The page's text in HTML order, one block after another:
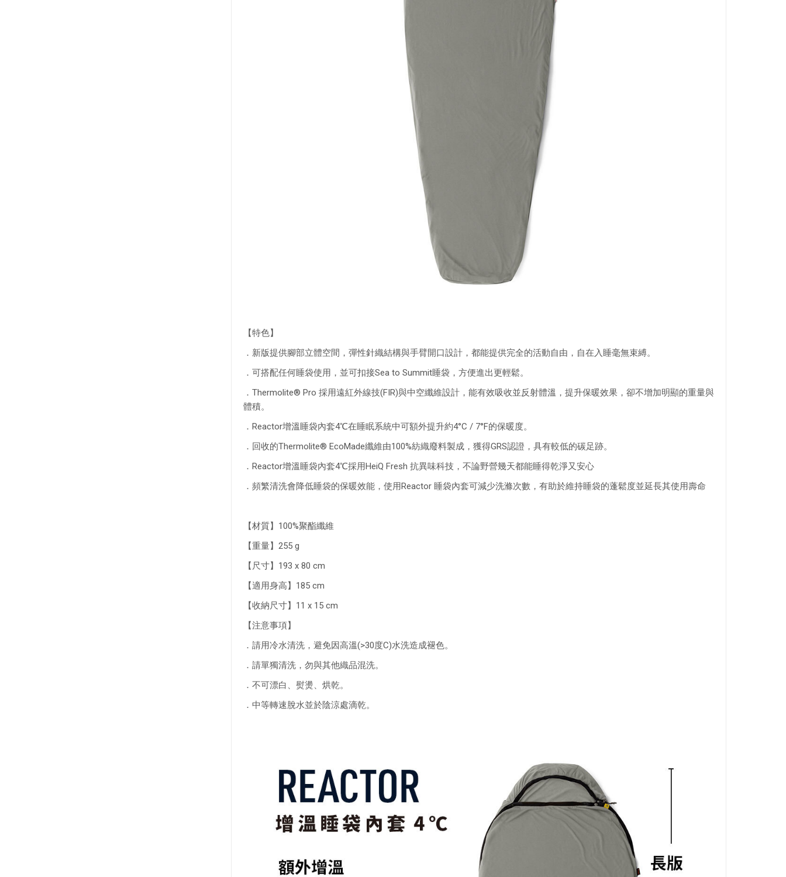
【特色】
．新版提供腳部立體空間，彈性針織結構與手臂開口設計，都能提供完全的活動自由，自在入睡毫無束縛。
．可搭配任何睡袋使用，並可扣接Sea to Summit睡袋，方便進出更輕鬆。
．Thermolite® Pro 採用遠紅外線技(FIR)與中空纖維設計，能有效吸收並反射體溫，提升保暖效果，卻不增加明顯的重量與
體積。
．Reactor增溫睡袋內套4℃在睡眠系統中可額外提升約4°C / 7°F的保暖度。
．回收的Thermolite® EcoMade纖維由100%紡織廢料製成，獲得GRS認證，具有較低的碳足跡。
．Reactor增溫睡袋內套4℃採用HeiQ Fresh 抗異味科技，不論野營幾天都能睡得乾淨又安心
．頻繁清洗會降低睡袋的保暖效能，使用Reactor 睡袋內套可減少洗滌次數，有助於維持睡袋的蓬鬆度並延長其使用壽命
【材質】100%聚酯纖維
【重量】255 g
【尺寸】193 x 80 cm
【適用身高】185 cm
【收納尺寸】11 x 15 cm
【注意事項】
．請用冷水清洗，避免因高溫(>30度C)水洗造成褪色。
．請單獨清洗，勿與其他織品混洗。
．不可漂白、熨燙、烘乾。
．中等轉速脫水並於陰涼處滴乾。